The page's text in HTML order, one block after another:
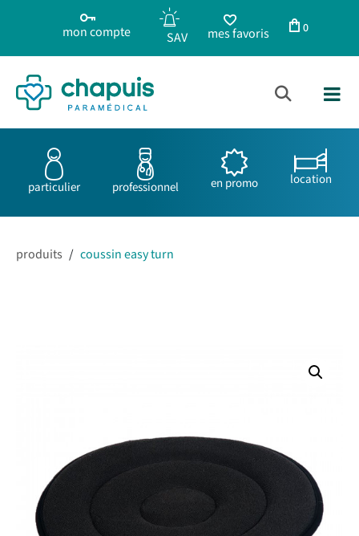
mon compte mes favoris 0
particulier professionnel en promo location
produits / coussin easy turn